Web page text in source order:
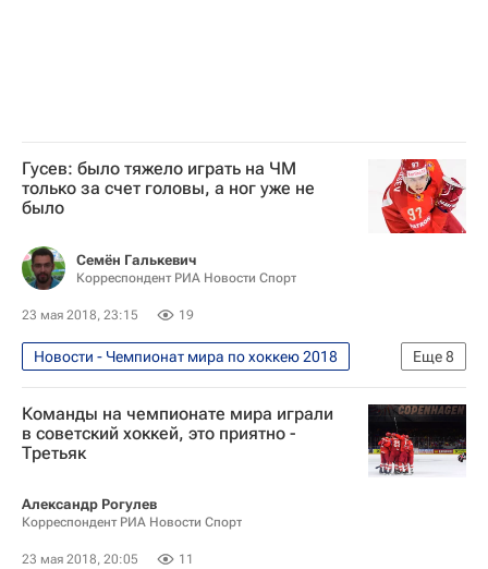
Гусев: было тяжело играть на ЧМ
только за счет головы, а ног уже не
было
Семён Галькевич
Корреспондент РИА Новости Спорт
23 мая 2018, 23:15 19
Еще8
Новости - Чемпионат мира по хоккею 2018
Хоккей
Спорт
Чемпионат мира по хоккею 2018
Чемпионат мира по хоккею
Сборная России по хоккею с шайбой
Никита Гусев
Команды на чемпионате мира играли
в советский хоккей, это приятно -
Третьяк
Александр Рогулев
Корреспондент РИА Новости Спорт
23 мая 2018, 20:05 11